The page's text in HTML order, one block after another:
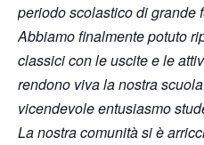
periodo scolastico di grande
Abbiamo finalmente potuto
classici con le uscite e le
rendono viva la nostra
vicendevole entusiasmo
La nostra comunità si è